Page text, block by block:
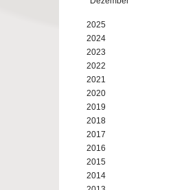
2025
2024
2023
2022
2021
2020
2019
2018
2017
2016
2015
2014